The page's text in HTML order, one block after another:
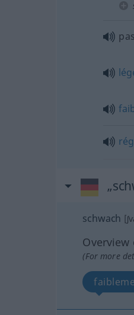
pas
schwach
(For more